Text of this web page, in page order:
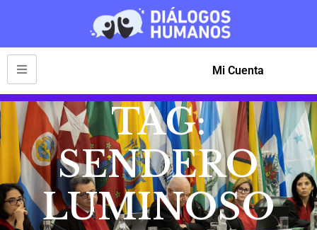
Mi Cuenta
TAG:
SENDERO
LUMINOSO